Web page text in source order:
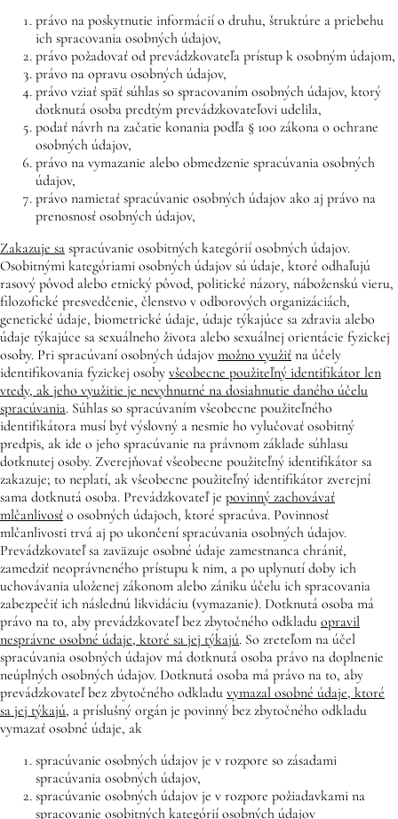
právo na poskytnutie informácií o druhu, štruktúre a priebehu
ich spracovania osobných údajov,
právo požadovať od prevádzkovateľa prístup k osobným údajom,
právo na opravu osobných údajov,
právo vziať späť súhlas so spracovaním osobných údajov, ktorý
dotknutá osoba predtým prevádzkovateľovi udelila,
podať návrh na začatie konania podľa § 100 zákona o ochrane
osobných údajov,
právo na vymazanie alebo obmedzenie spracúvania osobných
údajov,
právo namietať spracúvanie osobných údajov ako aj právo na
prenosnosť osobných údajov,
Zakazuje sa spracúvanie osobitných kategórií osobných údajov.
Osobitnými kategóriami osobných údajov sú údaje, ktoré odhaľujú
rasový pôvod alebo etnický pôvod, politické názory, náboženskú vieru,
filozofické presvedčenie, členstvo v odborových organizáciách,
genetické údaje, biometrické údaje, údaje týkajúce sa zdravia alebo
údaje týkajúce sa sexuálneho života alebo sexuálnej orientácie fyzickej
osoby. Pri spracúvaní osobných údajov možno využiť na účely
identifikovania fyzickej osoby všeobecne použiteľný identifikátor len
vtedy, ak jeho využitie je nevyhnutné na dosiahnutie daného účelu
spracúvania. Súhlas so spracúvaním všeobecne použiteľného
identifikátora musí byť výslovný a nesmie ho vylučovať osobitný
predpis, ak ide o jeho spracúvanie na právnom základe súhlasu
dotknutej osoby. Zverejňovať všeobecne použiteľný identifikátor sa
zakazuje; to neplatí, ak všeobecne použiteľný identifikátor zverejní
sama dotknutá osoba. Prevádzkovateľ je povinný zachovávať
mlčanlivosť o osobných údajoch, ktoré spracúva. Povinnosť
mlčanlivosti trvá aj po ukončení spracúvania osobných údajov.
Prevádzkovateľ sa zaväzuje osobné údaje zamestnanca chrániť,
zamedziť neoprávneného prístupu k nim, a po uplynutí doby ich
uchovávania uloženej zákonom alebo zániku účelu ich spracovania
zabezpečiť ich následnú likvidáciu (vymazanie). Dotknutá osoba má
právo na to, aby prevádzkovateľ bez zbytočného odkladu opravil
nesprávne osobné údaje, ktoré sa jej týkajú. So zreteľom na účel
spracúvania osobných údajov má dotknutá osoba právo na doplnenie
neúplných osobných údajov. Dotknutá osoba má právo na to, aby
prevádzkovateľ bez zbytočného odkladu vymazal osobné údaje, ktoré
sa jej týkajú, a príslušný orgán je povinný bez zbytočného odkladu
vymazať osobné údaje, ak
spracúvanie osobných údajov je v rozpore so zásadami
spracúvania osobných údajov,
spracúvanie osobných údajov je v rozpore požiadavkami na
spracovanie osobitných kategórií osobných údajov